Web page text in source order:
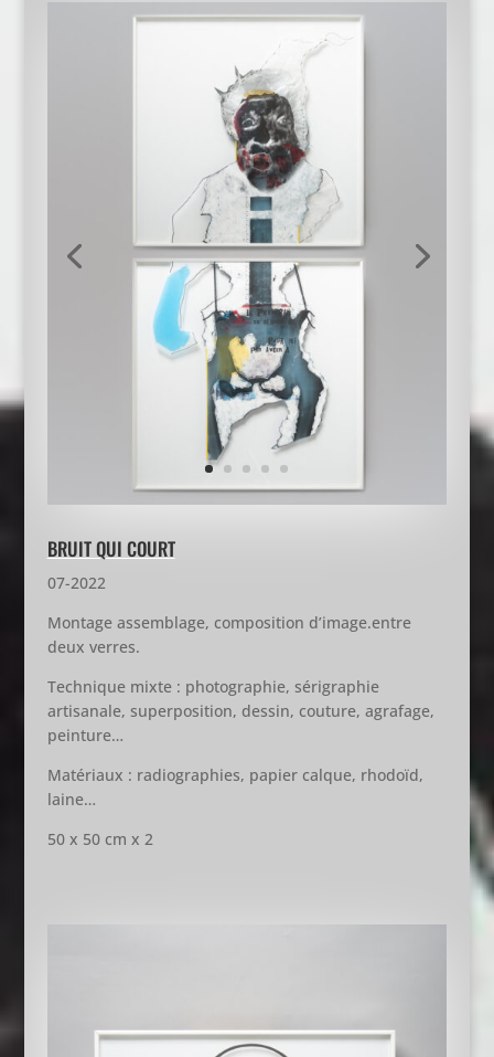
BRUIT QUI COURT
07-2022
Montage assemblage, composition d’image.entre
deux verres.
Technique mixte : photographie, sérigraphie
artisanale, superposition, dessin, couture, agrafage,
peinture…
Matériaux : radiographies, papier calque, rhodoïd,
laine…
50 x 50 cm x 2